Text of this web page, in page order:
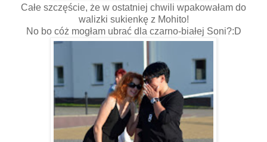
Całe szczęście, że w ostatniej chwili wpakowałam do
walizki sukienkę z Mohito!
No bo cóż mogłam ubrać dla czarno-białej Soni?:D